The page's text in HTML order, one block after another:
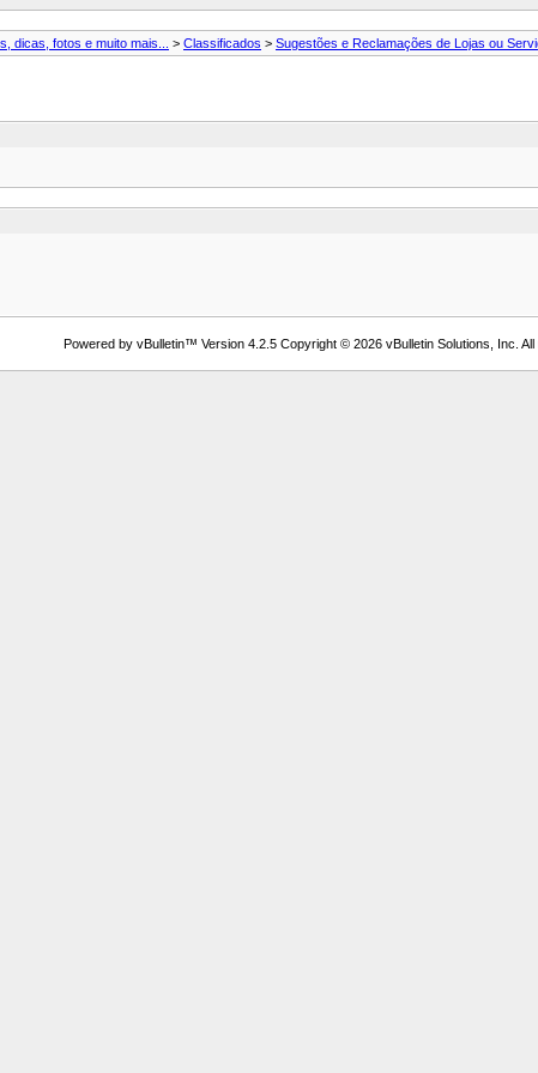
dicas, fotos e muito mais... > Classificados > Sugestões e Reclamações de Lojas ou
Powered by vBulletin™ Version 4.2.5 Copyright © 2026 vBulletin Solutions, Inc. All